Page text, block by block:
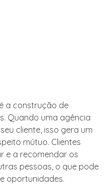
a construção de
Quando uma agência
cliente, isso gera um
mútuo. Clientes
e a recomendar os
pessoas, o que pode
oportunidades.